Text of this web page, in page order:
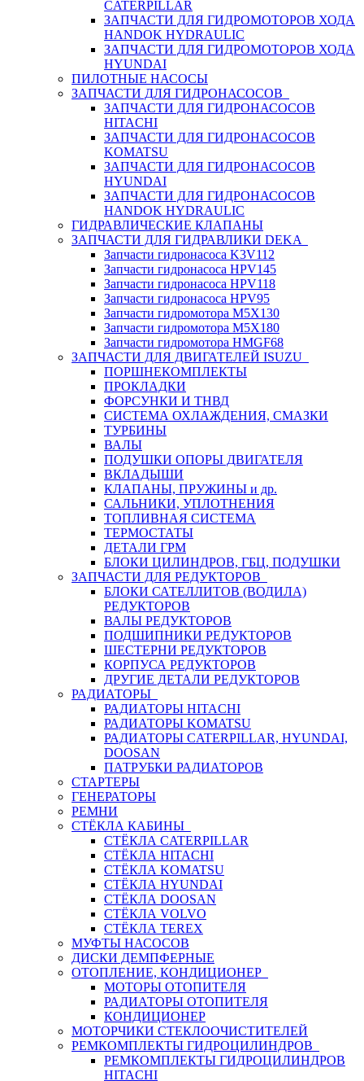
CATERPILLAR
ЗАПЧАСТИ ДЛЯ ГИДРОМОТОРОВ ХОДА
HANDOK HYDRAULIC
ЗАПЧАСТИ ДЛЯ ГИДРОМОТОРОВ ХОДА
HYUNDAI
ПИЛОТНЫЕ НАСОСЫ
ЗАПЧАСТИ ДЛЯ ГИДРОНАСОСОВ
ЗАПЧАСТИ ДЛЯ ГИДРОНАСОСОВ
HITACHI
ЗАПЧАСТИ ДЛЯ ГИДРОНАСОСОВ
KOMATSU
ЗАПЧАСТИ ДЛЯ ГИДРОНАСОСОВ
HYUNDAI
ЗАПЧАСТИ ДЛЯ ГИДРОНАСОСОВ
HANDOK HYDRAULIC
ГИДРАВЛИЧЕСКИЕ КЛАПАНЫ
ЗАПЧАСТИ ДЛЯ ГИДРАВЛИКИ DEKA
Запчасти гидронасоса K3V112
Запчасти гидронасоса HPV145
Запчасти гидронасоса HPV118
Запчасти гидронасоса HPV95
Запчасти гидромотора M5X130
Запчасти гидромотора M5X180
Запчасти гидромотора HMGF68
ЗАПЧАСТИ ДЛЯ ДВИГАТЕЛЕЙ ISUZU
ПОРШНЕКОМПЛЕКТЫ
ПРОКЛАДКИ
ФОРСУНКИ И ТНВД
СИСТЕМА ОХЛАЖДЕНИЯ, СМАЗКИ
ТУРБИНЫ
ВАЛЫ
ПОДУШКИ ОПОРЫ ДВИГАТЕЛЯ
ВКЛАДЫШИ
КЛАПАНЫ, ПРУЖИНЫ и др.
САЛЬНИКИ, УПЛОТНЕНИЯ
ТОПЛИВНАЯ СИСТЕМА
ТЕРМОСТАТЫ
ДЕТАЛИ ГРМ
БЛОКИ ЦИЛИНДРОВ, ГБЦ, ПОДУШКИ
ЗАПЧАСТИ ДЛЯ РЕДУКТОРОВ
БЛОКИ САТЕЛЛИТОВ (ВОДИЛА)
РЕДУКТОРОВ
ВАЛЫ РЕДУКТОРОВ
ПОДШИПНИКИ РЕДУКТОРОВ
ШЕСТЕРНИ РЕДУКТОРОВ
КОРПУСА РЕДУКТОРОВ
ДРУГИЕ ДЕТАЛИ РЕДУКТОРОВ
РАДИАТОРЫ
РАДИАТОРЫ HITACHI
РАДИАТОРЫ KOMATSU
РАДИАТОРЫ CATERPILLAR, HYUNDAI,
DOOSAN
ПАТРУБКИ РАДИАТОРОВ
СТАРТЕРЫ
ГЕНЕРАТОРЫ
РЕМНИ
СТЁКЛА КАБИНЫ
СТЁКЛА CATERPILLAR
СТЁКЛА HITACHI
СТЁКЛА KOMATSU
СТЁКЛА HYUNDAI
СТЁКЛА DOOSAN
СТЁКЛА VOLVO
СТЁКЛА TEREX
МУФТЫ НАСОСОВ
ДИСКИ ДЕМПФЕРНЫЕ
ОТОПЛЕНИЕ, КОНДИЦИОНЕР
МОТОРЫ ОТОПИТЕЛЯ
РАДИАТОРЫ ОТОПИТЕЛЯ
КОНДИЦИОНЕР
МОТОРЧИКИ СТЕКЛООЧИСТИТЕЛЕЙ
РЕМКОМПЛЕКТЫ ГИДРОЦИЛИНДРОВ
РЕМКОМПЛЕКТЫ ГИДРОЦИЛИНДРОВ
HITACHI